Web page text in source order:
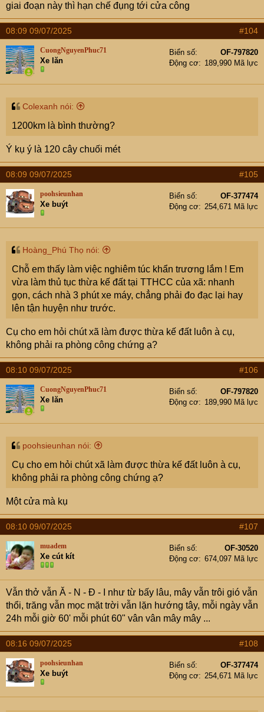
giai đoạn này thì hạn chế đụng tới cửa công
08:09 09/07/2025 #104
CuongNguyenPhuc71
Xe lăn
Biển số
OF-797820
Động cơ
189,990 Mã lực
Colexanh nói:
1200km là bình thường?
Ý kụ ý là 120 cây chuối mét
08:09 09/07/2025 #105
poohsieunhan
Xe buýt
Biển số
OF-377474
Động cơ
254,671 Mã lực
Hoàng_Phú Thọ nói:
Chỗ em thấy làm việc nghiêm túc khẩn trương lắm ! Em
vừa làm thủ tục thừa kế đất tại TTHCC của xã: nhanh
gọn, cách nhà 3 phút xe máy, chẳng phải đo đạc lại hay
lên tận huyện như trước.
Cụ cho em hỏi chút xã làm được thừa kế đất luôn à cụ,
không phải ra phòng công chứng ạ?
08:10 09/07/2025 #106
CuongNguyenPhuc71
Xe lăn
Biển số
OF-797820
Động cơ
189,990 Mã lực
poohsieunhan nói:
Cụ cho em hỏi chút xã làm được thừa kế đất luôn à cụ,
không phải ra phòng công chứng ạ?
Một cửa mà kụ
08:10 09/07/2025 #107
muadem
Xe cút kít
Biển số
OF-30520
Động cơ
674,097 Mã lực
Vẫn thở vẫn Ă - N - Đ - I như từ bấy lâu, mây vẫn trôi gió vẫn
thổi, trăng vẫn mọc mặt trời vẫn lặn hướng tây, mỗi ngày vẫn
24h mỗi giờ 60' mỗi phút 60" vân vân mây mây ...
08:16 09/07/2025 #108
poohsieunhan
Xe buýt
Biển số
OF-377474
Động cơ
254,671 Mã lực